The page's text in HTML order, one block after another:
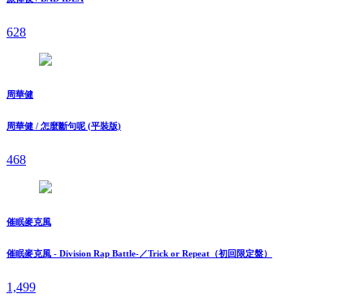
628
周華健
周華健 / 怎麼斷句呢 (平裝版)
468
催眠麥克風
催眠麥克風 - Division Rap Battle-／Trick or Repeat（初回限定盤）
1,499